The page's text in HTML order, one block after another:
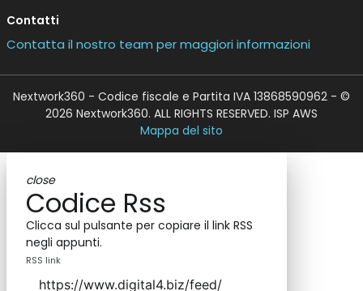
Contatti
Contatta il nostro team per maggiori informazioni
Nextwork360 - Codice fiscale e Partita IVA 13868590962 - ©
2026 Nextwork360. ALL RIGHTS RESERVED. ISP AWS
Mappa del sito
close
Codice Rss
Clicca sul pulsante per copiare il link RSS
negli appunti.
RSS link